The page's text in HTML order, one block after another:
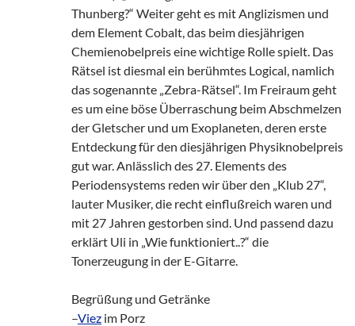
Thunberg?“ Weiter geht es mit Anglizismen und
dem Element Cobalt, das beim diesjährigen
Chemienobelpreis eine wichtige Rolle spielt. Das
Rätsel ist diesmal ein berühmtes Logical, namlich
das sogenannte „Zebra-Rätsel“. Im Freiraum geht
es um eine böse Überraschung beim Abschmelzen
der Gletscher und um Exoplaneten, deren erste
Entdeckung für den diesjährigen Physiknobelpreis
gut war. Anlässlich des 27. Elements des
Periodensystems reden wir über den „Klub 27“,
lauter Musiker, die recht einflußreich waren und
mit 27 Jahren gestorben sind. Und passend dazu
erklärt Uli in „Wie funktioniert..?“ die
Tonerzeugung in der E-Gitarre.
Begrüßung und Getränke
–Viez im Porz